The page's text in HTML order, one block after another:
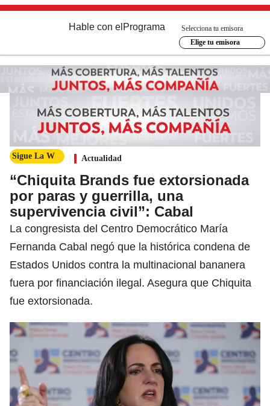
Hable con el Programa
Selecciona tu emisora
Elige tu emisora
Sigue La W Actualidad
“Chiquita Brands fue extorsionada
por paras y guerrilla, una
supervivencia civil”: Cabal
La congresista del Centro Democrático María
Fernanda Cabal negó que la histórica condena de
Estados Unidos contra la multinacional bananera
fuera por financiación ilegal. Asegura que Chiquita
fue extorsionada.